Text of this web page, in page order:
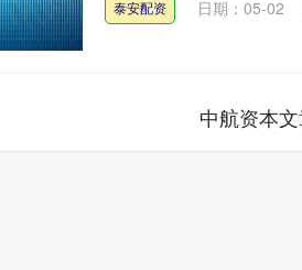
泰安配资 日期：05-02
中航资本